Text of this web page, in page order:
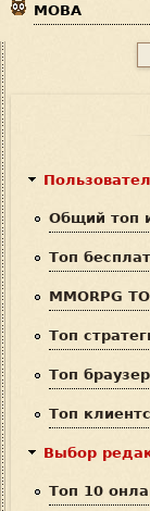
MOBA
Общий топ
Топ
MMORPG
Топ
Топ
Топ
Выбор
Топ 10